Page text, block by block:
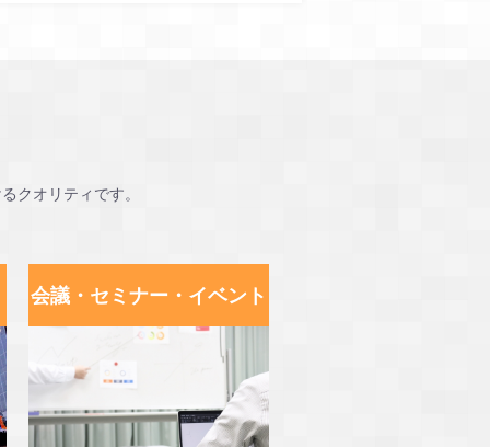
クオリティです。
会議・セミナー・イベント